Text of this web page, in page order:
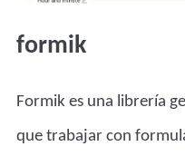
formik
Formik es una librería
que trabajar con